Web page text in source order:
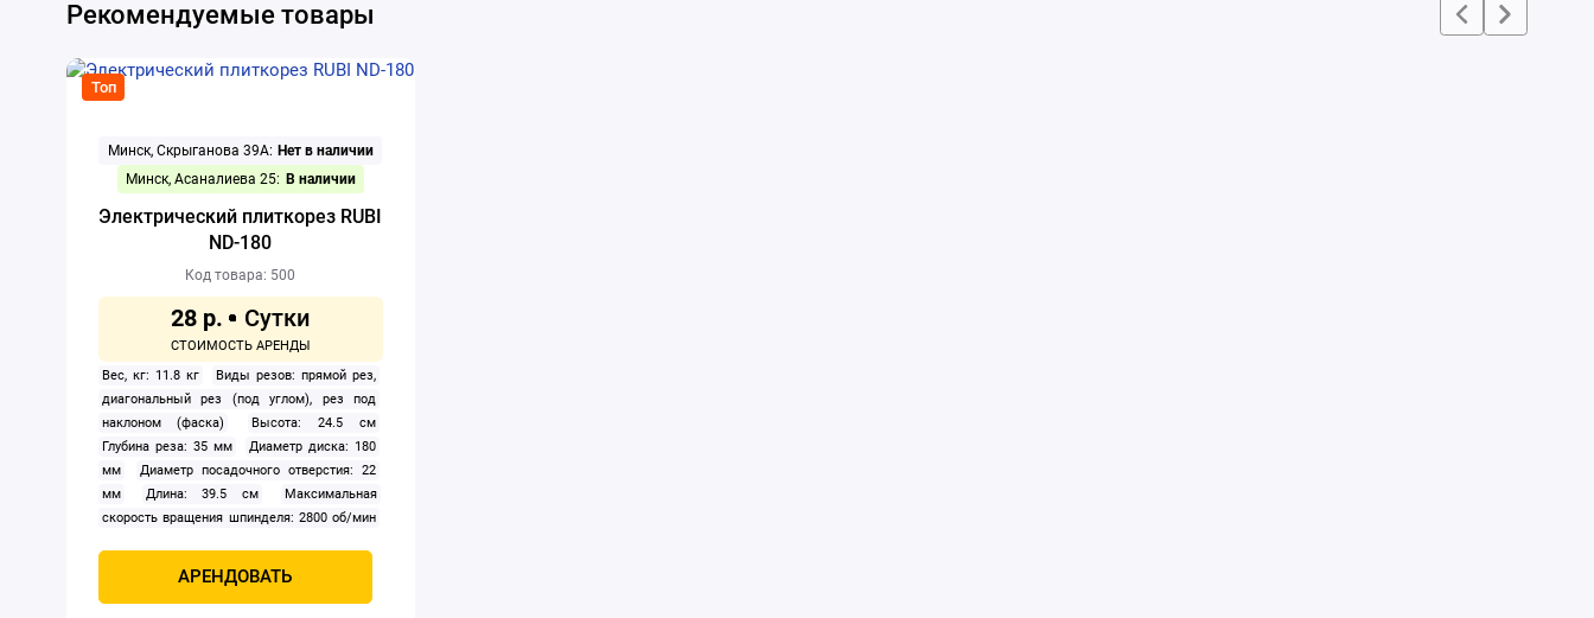
Рекомендуемые товары
Топ
Минск, Скрыганова 39А: Нет в наличии
Минск, Асаналиева 25: В наличии
Электрический плиткорез RUBI
ND-180
Код товара: 500
28 р.
Вес, кг: 11.8 кг
Виды резов: прямой рез,
диагональный рез (под углом), рез под
наклоном (фаска)
Высота: 24.5 см
Глубина реза: 35 мм
Диаметр диска: 180
мм
Диаметр посадочного отверстия: 22
мм
Длина: 39.5 см
Максимальная
скорость вращения шпинделя: 2800 об/мин
Расположение двигателя: нижнее
АРЕНДОВАТЬ